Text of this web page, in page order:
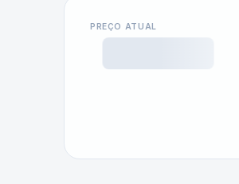
PREÇO ATUAL